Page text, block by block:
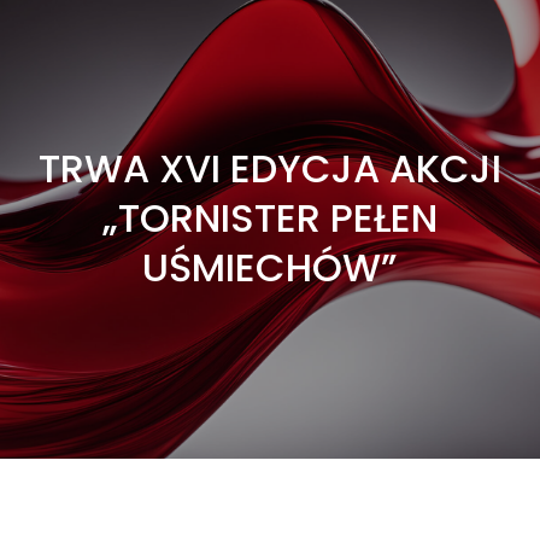
TRWA XVI EDYCJA AKCJI
„TORNISTER PEŁEN
UŚMIECHÓW”